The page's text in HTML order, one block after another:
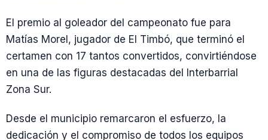
El premio al goleador del campeonato fue para
Matías Morel, jugador de El Timbó, que terminó el
certamen con 17 tantos convertidos, convirtiéndose
en una de las figuras destacadas del Interbarrial
Zona Sur.
Desde el municipio remarcaron el esfuerzo, la
dedicación y el compromiso de todos los equipos